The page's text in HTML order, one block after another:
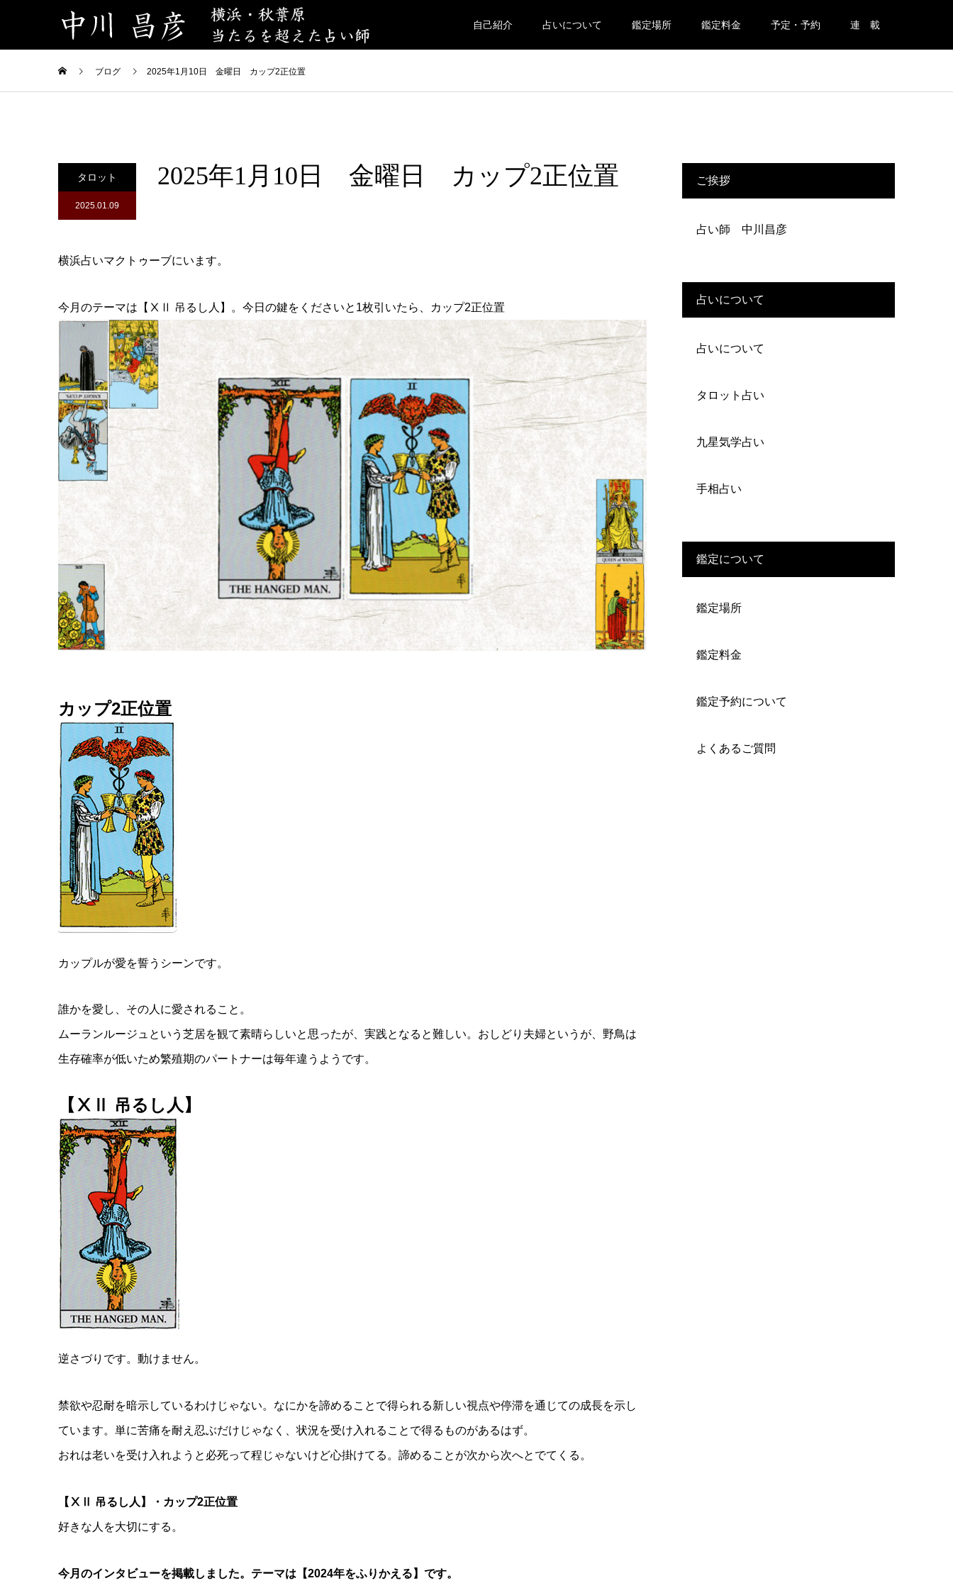
自己紹介 占いについて 鑑定場所 鑑定料金 予定・予約 連 載
ブログ 2025年1月10日 金曜日 カップ2正位置
タロット
2025.01.09
2025年1月10日 金曜日 カップ2正位置
横浜占いマクトゥーブにいます。
今月のテーマは【ⅩⅡ 吊るし人】。今日の鍵をくださいと1枚引いたら、カップ2正位置
カップ2正位置
カップルが愛を誓うシーンです。
誰かを愛し、その人に愛されること。
ムーランルージュという芝居を観て素晴らしいと思ったが、実践となると難しい。おしどり夫婦というが、野鳥は
生存確率が低いため繁殖期のパートナーは毎年違うようです。
【ⅩⅡ 吊るし人】
逆さづりです。動けません。
禁欲や忍耐を暗示しているわけじゃない。なにかを諦めることで得られる新しい視点や停滞を通じての成長を示し
ています。単に苦痛を耐え忍ぶだけじゃなく、状況を受け入れることで得るものがあるはず。
おれは老いを受け入れようと必死って程じゃないけど心掛けてる。諦めることが次から次へとでてくる。
【ⅩⅡ 吊るし人】・カップ2正位置
好きな人を大切にする。
今月のインタビューを掲載しました。テーマは【2024年をふりかえる】です。
ご挨拶
占い師 中川昌彦
占いについて
占いについて
タロット占い
九星気学占い
手相占い
鑑定について
鑑定場所
鑑定料金
鑑定予約について
よくあるご質問